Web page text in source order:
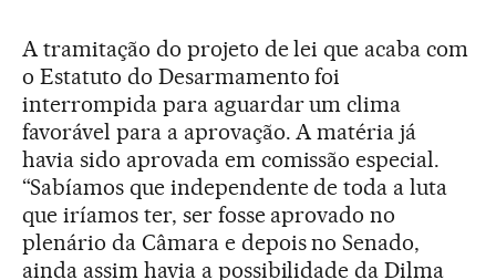
A tramitação do projeto de lei que acaba com
o Estatuto do Desarmamento foi
interrompida para aguardar um clima
favorável para a aprovação. A matéria já
havia sido aprovada em comissão especial.
“Sabíamos que independente de toda a luta
que iríamos ter, ser fosse aprovado no
plenário da Câmara e depois no Senado,
ainda assim havia a possibilidade da Dilma